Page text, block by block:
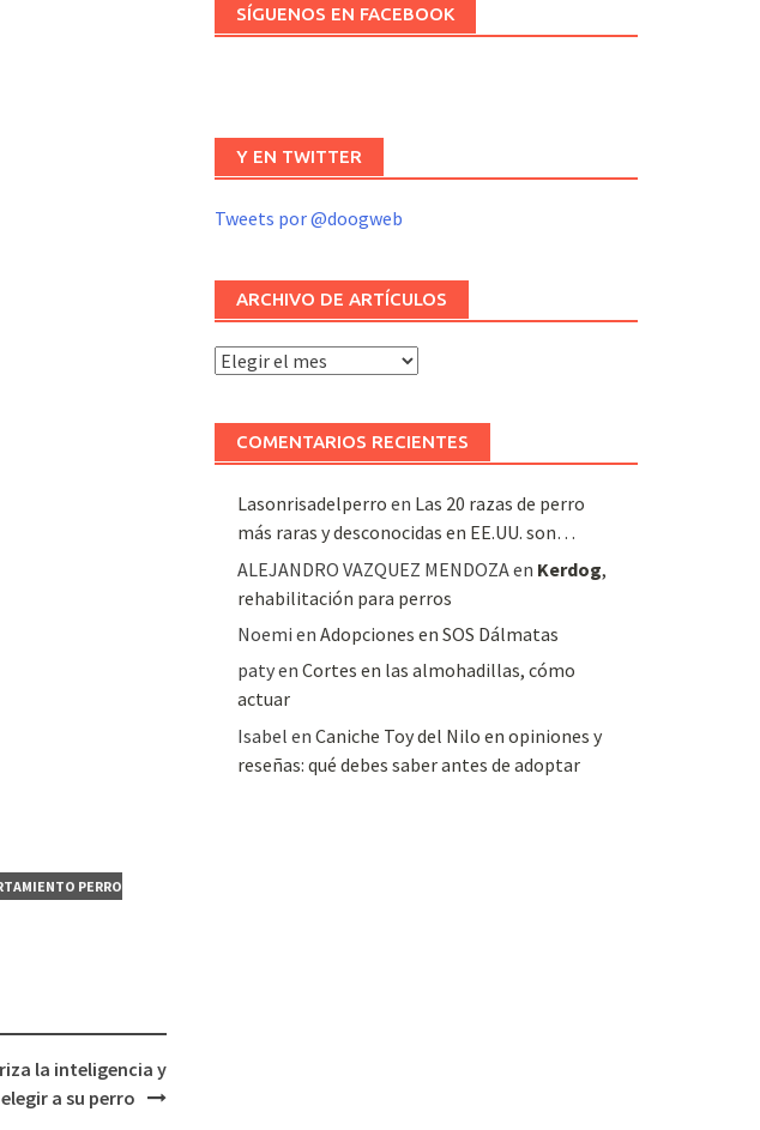
PERRO
la inteligencia y
a su perro
SÍGUENOS EN FACEBOOK
Y EN TWITTER
Tweets por @doogweb
ARCHIVO DE ARTÍCULOS
Archivo
artículos
COMENTARIOS RECIENTES
Lasonrisadelperro en Las 20 razas de perro
más raras y desconocidas en EE.UU. son…
ALEJANDRO VAZQUEZ MENDOZAen Kerdog,
rehabilitación para perros
Noemi en Adopciones en SOS Dálmatas
patyen Cortes en las almohadillas, cómo
actuar
Isabel en Caniche Toy del Nilo en opiniones y
reseñas: qué debes saber antes de adoptar